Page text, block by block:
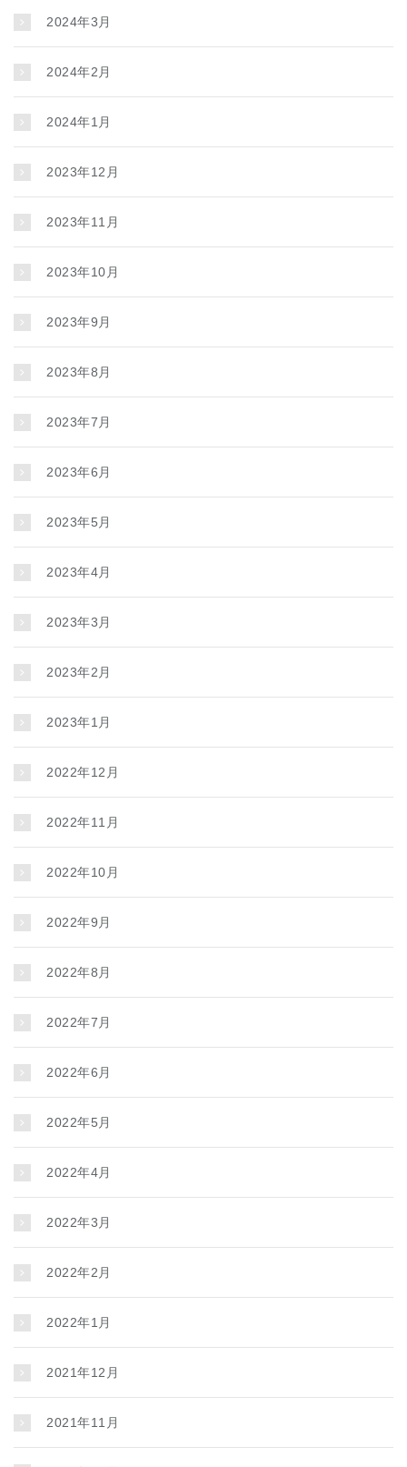
2024年3月
2024年2月
2024年1月
2023年12月
2023年11月
2023年10月
2023年9月
2023年8月
2023年7月
2023年6月
2023年5月
2023年4月
2023年3月
2023年2月
2023年1月
2022年12月
2022年11月
2022年10月
2022年9月
2022年8月
2022年7月
2022年6月
2022年5月
2022年4月
2022年3月
2022年2月
2022年1月
2021年12月
2021年11月